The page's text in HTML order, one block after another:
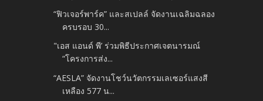
“ฟิวเจอร์พาร์ค” และสเปลล์ จัดงานเฉลิมฉลอง
ครบรอบ 30...
"เอส แอนด์ พี’ ร่วมพิธีประกาศเจตนารมณ์
“โครงการส่ง...
“AESLA” จัดงานโชว์นวัตกรรมเลเซอร์แสงสี
เหลือง 577 น...